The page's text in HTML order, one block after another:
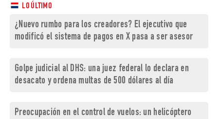
LO ÚLTIMO
¿Nuevo rumbo para los creadores? El ejecutivo que
modificó el sistema de pagos en X pasa a ser asesor
Golpe judicial al DHS: una juez federal lo declara en
desacato y ordena multas de 500 dólares al día
Preocupación en el control de vuelos: un helicóptero